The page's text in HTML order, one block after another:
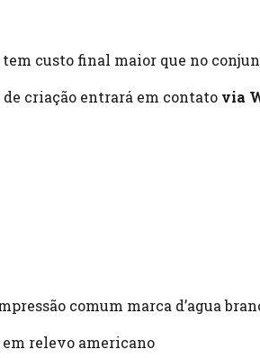
custo final maior que no
criação entrará em contato via
comum marca d’agua
relevo americano